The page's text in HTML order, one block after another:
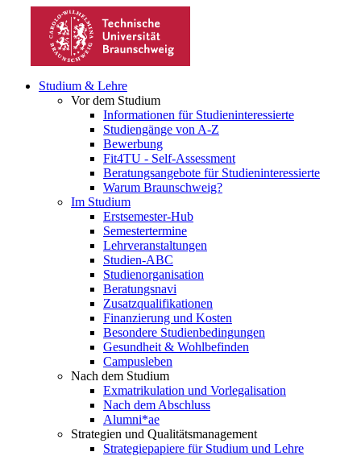
Studium & Lehre
Vor dem Studium
Informationen für Studieninteressierte
Studiengänge von A-Z
Bewerbung
Fit4TU - Self-Assessment
Beratungsangebote für Studieninteressierte
Warum Braunschweig?
Im Studium
Erstsemester-Hub
Semestertermine
Lehrveranstaltungen
Studien-ABC
Studienorganisation
Beratungsnavi
Zusatzqualifikationen
Finanzierung und Kosten
Besondere Studienbedingungen
Gesundheit & Wohlbefinden
Campusleben
Nach dem Studium
Exmatrikulation und Vorlegalisation
Nach dem Abschluss
Alumni*ae
Strategien und Qualitätsmanagement
Strategiepapiere für Studium und Lehre